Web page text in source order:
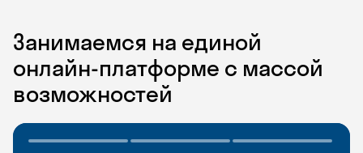
Занимаемся на единой
онлайн-платформе с массой
возможностей